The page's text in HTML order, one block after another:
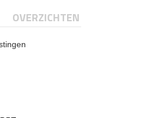
OVERZICHTEN